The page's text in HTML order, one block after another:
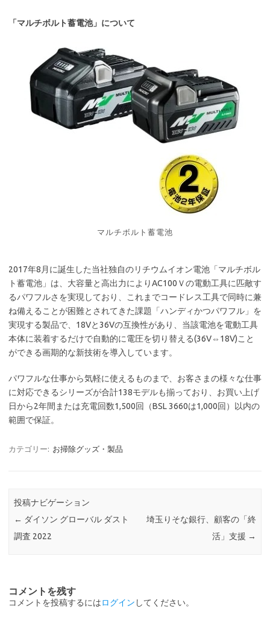
「マルチボルト蓄電池」について
マルチボルト蓄電池
2017年8月に誕生した当社独自のリチウムイオン電池「マルチボル
ト蓄電池」は、大容量と高出力によりAC100Ｖの電動工具に匹敵す
るパワフルさを実現しており、これまでコードレス工具で同時に兼
ね備えることが困難とされてきた課題「ハンディかつパワフル」を
実現する製品で、18Vと36Vの互換性があり、当該電池を電動工具
本体に装着するだけで自動的に電圧を切り替える(36V⇔18V)こと
ができる画期的な新技術を導入しています。
パワフルな仕事から気軽に使えるものまで、お客さまの様々な仕事
に対応できるシリーズが合計138モデルも揃っており、お買い上げ
日から2年間または充電回数1,500回（BSL 3660は1,000回）以内の
範囲で保証。
カテゴリー: お掃除グッズ・製品
投稿ナビゲーション
← ダイソン グローバル ダスト
調査 2022
埼玉りそな銀行、顧客の「終
活」支援 →
コメントを残す
コメントを投稿するにはログイン してください。